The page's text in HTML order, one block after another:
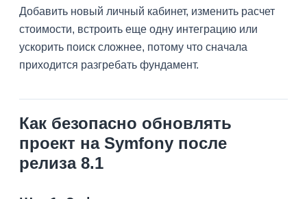
Добавить новый личный кабинет, изменить расчет
стоимости, встроить еще одну интеграцию или
ускорить поиск сложнее, потому что сначала
приходится разгребать фундамент.
Как безопасно обновлять
проект на Symfony после
релиза 8.1